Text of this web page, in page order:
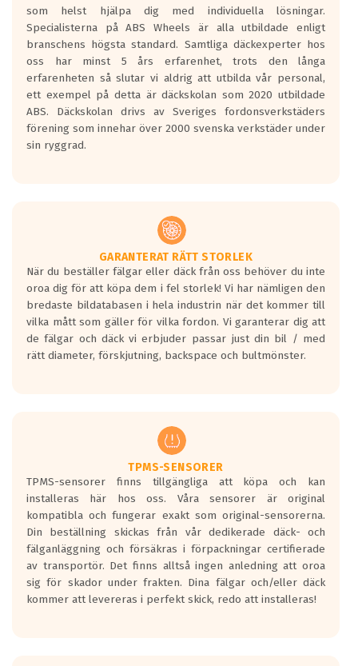
den kortaste bromssträckan och F är den
längsta.
Inga D eller G betyg delas ut för
personbilar och lätta lastbilar.
Betyget sätts efter ett test där däcken
skall bromsa in på en väg där det ligger
0.5-1.5 mm vatten.
I 80km/h kommer skillnaden på
Vid körning i över 50km/h brukar
rullmotståndets ljud överträffa
motorljudet.
På däckmärkningen kommer det finnas
en symbol av ett däck med vågar. Hög
bullernivå markeras med svarta vågor
medans de vita vågorna påvisar om det är
ett tyst däck.
regelverket som introduceras år 2016.
Ett däck med två svarta vågor är redan
godkända för år 2016 nya regelverk.
Ett däck med en svart våg kommer vara
minst tre decibel tystare än det
regelverk som börjar gälla 2016.
som helst hjälpa dig med individuella lösningar.
Specialisterna på ABS Wheels är alla utbildade enligt
branschens högsta standard. Samtliga däckexperter hos
oss har minst 5 års erfarenhet, trots den långa
erfarenheten så slutar vi aldrig att utbilda vår personal,
ett exempel på detta är däckskolan som 2020 utbildade
ABS. Däckskolan drivs av Sveriges fordonsverkstäders
förening som innehar över 2000 svenska verkstäder under
sin ryggrad.
GARANTERAT RÄTT STORLEK
När du beställer fälgar eller däck från oss behöver du inte
oroa dig för att köpa dem i fel storlek! Vi har nämligen den
bredaste bildatabasen i hela industrin när det kommer till
vilka mått som gäller för vilka fordon. Vi garanterar dig att
de fälgar och däck vi erbjuder passar just din bil / med
rätt diameter, förskjutning, backspace och bultmönster.
TPMS-SENSORER
TPMS-sensorer finns tillgängliga att köpa och kan
installeras här hos oss. Våra sensorer är original
kompatibla och fungerar exakt som original-sensorerna.
Din beställning skickas från vår dedikerade däck- och
fälganläggning och försäkras i förpackningar certifierade
av transportör. Det finns alltså ingen anledning att oroa
sig för skador under frakten. Dina fälgar och/eller däck
kommer att levereras i perfekt skick, redo att installeras!